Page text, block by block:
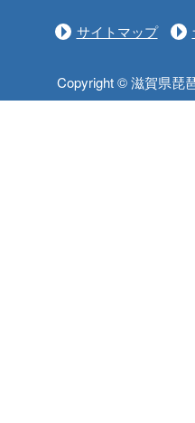
サイトマップ
Copyright © 滋賀県琵